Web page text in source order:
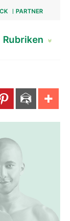
PARTNER
Rubriken